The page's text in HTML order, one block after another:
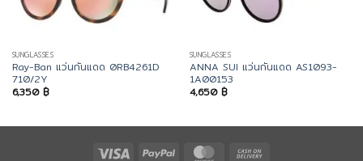
SUNGLASSES
Ray-Ban แว่นกันแดด 0RB4261D
710/2Y
6,350 ฿
SUNGLASSES
ANNA SUI แว่นกันแดด AS1093-
1A00153
4,650 ฿
Visa PayPal MasterCard